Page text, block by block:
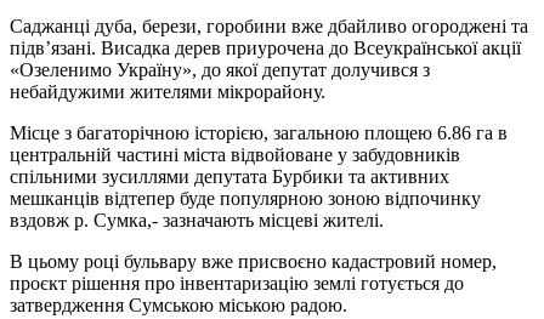
Саджанці дуба, берези, горобини вже дбайливо огороджені та
підв’язані. Висадка дерев приурочена до Всеукраїнської акції
«Озеленимо Україну», до якої депутат долучився з
небайдужими жителями мікрорайону.
Місце з багаторічною історією, загальною площею 6.86 га в
центральній частині міста відвойоване у забудовників
спільними зусиллями депутата Бурбики та активних
мешканців відтепер буде популярною зоною відпочинку
вздовж р. Сумка,- зазначають місцеві жителі.
В цьому році бульвару вже присвоєно кадастровий номер,
проєкт рішення про інвентаризацію землі готується до
затвердження Сумською міською радою.